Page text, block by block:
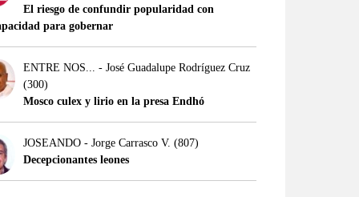
El riesgo de confundir popularidad con
para gobernar
ENTRE NOS... - José Guadalupe Rodríguez Cruz
(300)
Mosco culex y lirio en la presa Endhó
JOSEANDO - Jorge Carrasco V. (807)
Decepcionantes leones